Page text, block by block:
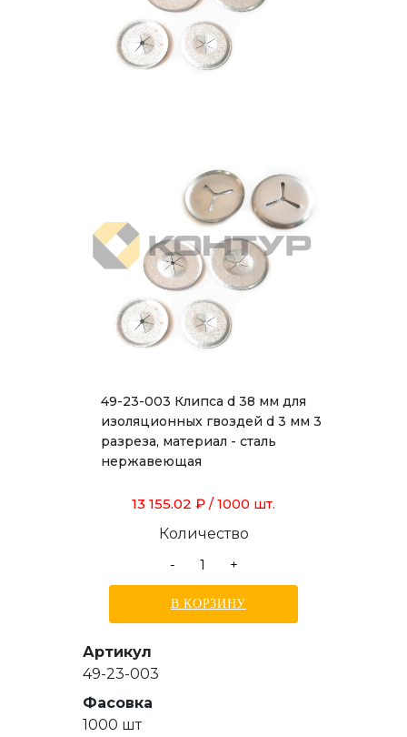
49-23-003 Клипса d 38 мм для
изоляционных гвоздей d 3 мм 3
разреза, материал - сталь
нержавеющая
13 155.02 ₽ / 1000 шт.
Количество
-
+
В КОРЗИНУ
Артикул
49-23-003
Фасовка
1000 шт